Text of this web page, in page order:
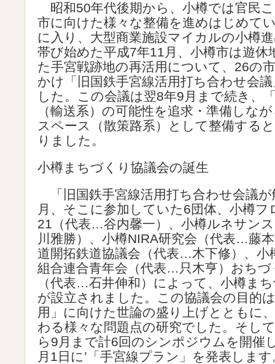
昭和50年代後期から、小樽では官民
市に向けた様々な整備を進めはじめて
に入り、大型商業施設マイカルの小樽
帯び始めた平成7年11月、小樽市は遊休
た手宮戦跡地の再活用について、26の
かけ「旧国鉄手宮線活用打ち合わせ会
した。この会議は翌8年9月まで続き、
（輸送系）の可能性を追求・準備しな
スペース（散策路系）として整備する
りました。
小樽まちづくり協議会の誕生
「旧国鉄手宮線活用打ち合わせ会議
月、そこに参加していた6団体、小樽フ
21（代表…谷内馨一）、小樽ルネサン
川雅勝）、小樽NIRA研究会（代表…藤
道開拓鉄道協議会（代表…木下修）、小
組合連合青年会（代表…只木亨）おちづ
（代表…石井伸和）によって、小樽ま
が設立されました。この協議会の目的
用」に向けた世論の盛り上げとともに
わる様々な問題点の研究でした。そし
ら9月まで計6回のシンポジウムを開催
月1日に’「手宮線プラン」を発表します